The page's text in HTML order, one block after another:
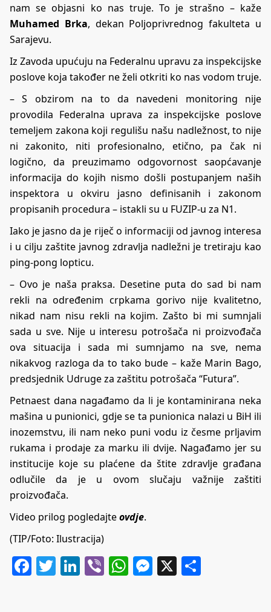
nam se objasni ko nas truje. To je strašno – kaže
Muhamed Brka, dekan Poljoprivrednog fakulteta u
Sarajevu.
Iz Zavoda upućuju na Federalnu upravu za inspekcijske
poslove koja također ne želi otkriti ko nas vodom truje.
– S obzirom na to da navedeni monitoring nije
provodila Federalna uprava za inspekcijske poslove
temeljem zakona koji regulišu našu nadležnost, to nije
ni zakonito, niti profesionalno, etično, pa čak ni
logično, da preuzimamo odgovornost saopćavanje
informacija do kojih nismo došli postupanjem naših
inspektora u okviru jasno definisanih i zakonom
propisanih procedura – istakli su u FUZIP-u za N1.
Iako je jasno da je riječ o informaciji od javnog interesa
i u cilju zaštite javnog zdravlja nadležni je tretiraju kao
ping-pong lopticu.
– Ovo je naša praksa. Desetine puta do sad bi nam
rekli na određenim crpkama gorivo nije kvalitetno,
nikad nam nisu rekli na kojim. Zašto bi mi sumnjali
sada u sve. Nije u interesu potrošača ni proizvođača
ova situacija i sada mi sumnjamo na sve, nema
nikakvog razloga da to tako bude – kaže Marin Bago,
predsjednik Udruge za zaštitu potrošača “Futura”.
Petnaest dana nagađamo da li je kontaminirana neka
mašina u punionici, gdje se ta punionica nalazi u BiH ili
inozemstvu, ili nam neko puni vodu iz česme prljavim
rukama i prodaje za marku ili dvije. Nagađamo jer su
institucije koje su plaćene da štite zdravlje građana
odlučile da je u ovom slučaju važnije zaštiti
proizvođača.
Video prilog pogledajteovdje.
(TIP/Foto: Ilustracija)
Facebook
Twitter
LinkedIn
ViberWhatsApp
Messenger
X